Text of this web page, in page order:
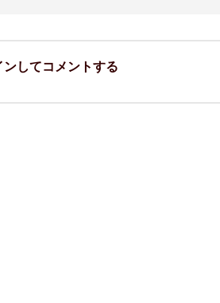
ンしてコメントする